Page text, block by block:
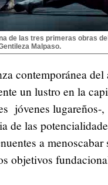
de las tres primeras obras
Malpaso.
contemporánea
un lustro en la
jóvenes lugareños-
de las
a menoscabar
objetivos